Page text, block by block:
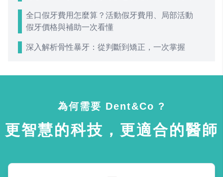
全口假牙費用怎麼算？活動假牙費用、局部活動
假牙價格與補助一次看懂
深入解析骨性暴牙：從判斷到矯正，一次掌握
為何需要 Dent&Co ?
更智慧的科技，更適合的醫師